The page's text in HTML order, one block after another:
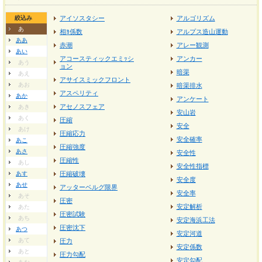
絞込み
あ
ああ
あい
あう
あえ
あお
あか
あき
あく
あけ
あこ
あさ
あし
あす
あせ
あそ
あた
あち
あつ
あて
あと
アイソスタシー
相ﾖ係数
赤潮
アコースティックエミｯシ
ョン
アサイスミックフロント
アスペリティ
アセノスフェア
圧縮
圧縮応力
圧縮強度
圧縮性
圧縮破壊
アッターベルグ限界
圧密
圧密試験
圧密沈下
圧力
圧力勾配
アルゴリズム
アルプス造山運動
アレー観測
アンカー
暗渠
暗渠排水
アンケート
安山岩
安全
安全確率
安全性
安全性指標
安全度
安全率
安定解析
安定海浜工法
安定河道
安定係数
安定勾配